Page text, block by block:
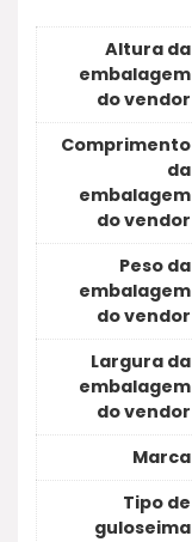
Altura da
embalagem
do vendor
Comprimento
da
embalagem
do vendor
Peso da
embalagem
do vendor
Largura da
embalagem
do vendor
Marca
Tipo de
guloseima